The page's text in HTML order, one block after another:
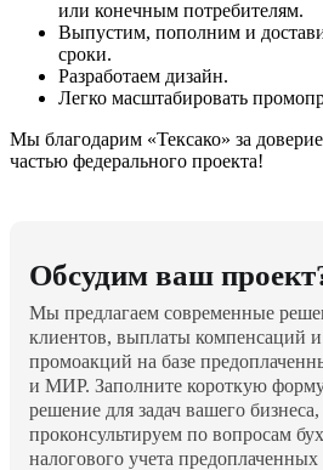
или конечным потребителям.
Выпустим, пополним и
сроки.
Разработаем дизайн.
Легко масштабировать
Мы благодарим «Тексако» за
частью федерального проекта!
Обсудим ваш
Мы предлагаем современные
клиентов, выплаты компенсаций
промоакций на базе
и МИР. Заполните короткую
решение для задач вашего
проконсультируем по вопросам
налогового учета предоплаченных